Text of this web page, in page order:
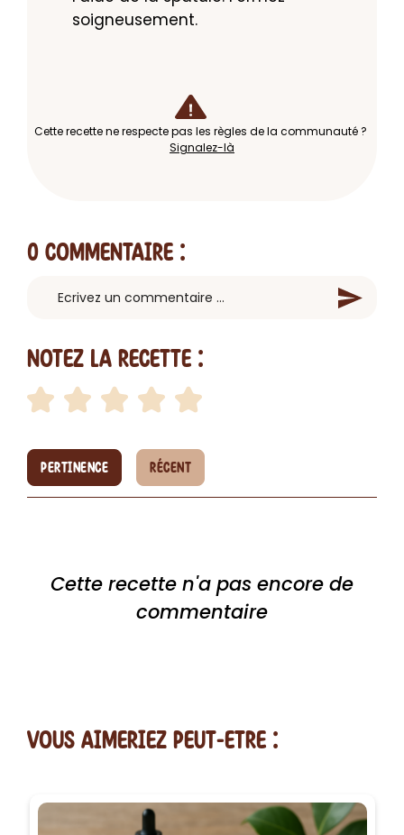
soigneusement.
Cette recette ne respecte pas les règles de la communauté ?
Signalez-là
0 Commentaire :
Notez la recette :
PERTINENCE RÉCENT
Cette recette n'a pas encore de
commentaire
vous AIMERiEZ PEUT-ETRE :